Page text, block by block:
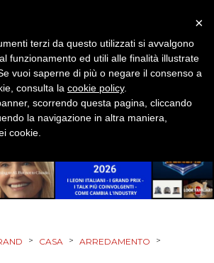
> CASA > ARREDAMENTO >
×
terzi da questo utilizzati si avvalgono
funzionamento ed utili alle finalità illustrate
vuoi saperne di più o negare il consenso a
consulta la cookie policy.
scorrendo questa pagina, cliccando
la navigazione in altra maniera,
cookie.